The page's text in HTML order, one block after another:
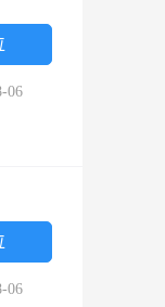
06
06